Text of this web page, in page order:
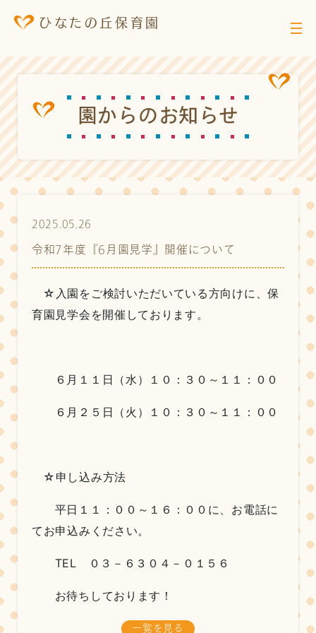
ひなたの丘保育園
園からのお知らせ
2025.05.26
令和7年度『6月園見学』開催について
☆入園をご検討いただいている方向けに、保
育園見学会を開催しております。
６月１１日（水）１０：３０～１１：００
６月２５日（火）１０：３０～１１：００
☆申し込み方法
平日１１：００～１６：００に、お電話に
てお申込みください。
TEL ０３－６３０４－０１５６
お待ちしております！
一覧を見る